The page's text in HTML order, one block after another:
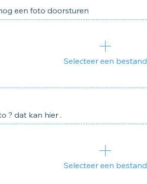
een foto doorsturen
Selecteer een bestand
? dat kan hier .
Selecteer een bestand